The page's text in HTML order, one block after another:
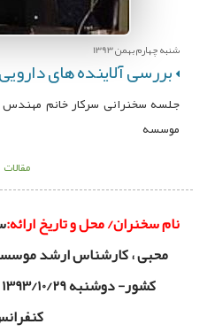
شنبه چهارم بهمن 1393
بررسی آلاینده های
جلسه سخنرانی سرکار خانم
موسسه
مقالات
نام سخنران/ محل و تاریخ ارائه:
محبی ، کارشناس ارشد